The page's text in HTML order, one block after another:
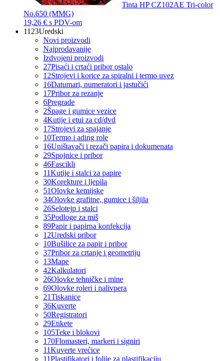
Tinta HP CZ102AE Tri-color
No.650 (MMG)
19,26 € s PDV-om
1123Uredski
Novi proizvodi
Najprodavanije
Izdvojeni proizvodi
27Pisaći i crtaći pribor ostalo
12Strojevi i korice za spiralni i termo uvez
16Datumari, numeratori i jastučići
17Pribor za rezanje
6Pregrade
2Špage i gumice vezice
4Kutije i etui za cd/dvd
17Strojevi za spajanje
10Termo i ading role
16Uništavači i rezači papira i dokumenata
29Spojnice i pribor
46Fascikli
11Kutije i stalci za papire
30Korekture i ljepila
51Olovke kemijske
34Olovke grafitne, gumice i šiljila
26Selotejp i stalci
35Podloge za miš
89Papir i papirna konfekcija
12Uredski pribor
10Bušilice za papir i pribor
37Pribor za crtanje i geometriju
13Mape
42Kalkulatori
26Olovke tehničke i mine
69Olovke roleri i nalivpera
21Tiskanice
36Kuverte
50Registratori
29Etikete
105Teke i blokovi
170Flomasteri, markeri i signiri
11Kuverte vrećice
11Plastifikatori i folije za plastifikaciju